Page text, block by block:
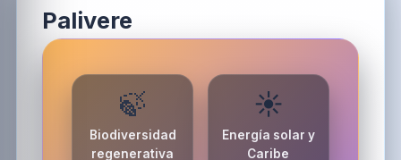
Palivere
🍃
Biodiversidad
regenerativa
☀️
Energía solar y
Caribe